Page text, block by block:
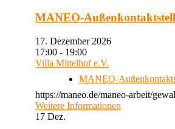
MANEO-
17. Dezember 2026
17:00 - 19:00
Villa Mittelhof e.V.
MANEO-
https://maneo.de/maneo-arbeit/
Weitere Informationen
17 Dez.